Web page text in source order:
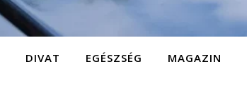
DIVAT EGÉSZSÉG MAGAZIN